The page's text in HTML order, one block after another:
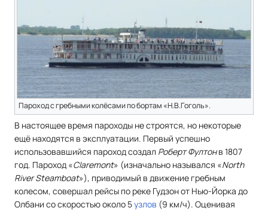
Пароход с гребными колёсами по бортам «Н.В.Гоголь».
В настоящее время пароходы не строятся, но некоторые
ещё находятся в эксплуатации. Первый успешно
использовавшийся пароход создал Роберт Фултонв 1807
год. Пароход «Claremont» (изначально назывался «North
River Steamboat»), приводимый в движение гребным
колесом, совершал рейсы по реке Гудзон от Нью-Йорка до
Олбани со скоростью около 5узлов (9 км/ч). Оценивая